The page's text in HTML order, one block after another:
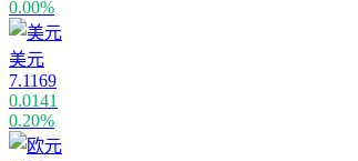
0.00%
美元
7.1169
0.0141
0.20%